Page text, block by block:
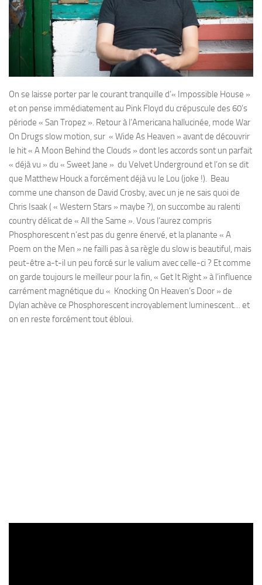
On se laisse porter par le courant tranquille d’« Impossible House »
et on pense immédiatement au Pink Floyd du crépuscule des 60’s
période « San Tropez ». Retour à l’Americana hallucinée, mode War
On Drugs slow motion, sur « Wide As Heaven » avant de découvrir
le hit « A Moon Behind the Clouds » dont les accords sont un parfait
« déjà vu » du « Sweet Jane » du Velvet Underground et l’on se dit
que Matthew Houck a forcément déjà vu le Lou (joke !). Beau
comme une chanson de David Crosby, avec un je ne sais quoi de
Chris Isaak ( « Western Stars » maybe ?), on succombe au ralenti
country délicat de « All the Same ». Vous l’aurez compris
Phosphorescent n’est pas du genre énervé, et la planante « A
Poem on the Men » ne failli pas à sa règle du slow is beautiful, mais
peut-être a-t-il un peu forcé sur le valium avec celle-ci ? Et comme
on garde toujours le meilleur pour la fin, « Get It Right » à l’influence
carrément magnétique du « Knocking On Heaven’s Door » de
Dylan achève ce Phosphorescent incroyablement luminescent… et
on en reste forcément tout ébloui.